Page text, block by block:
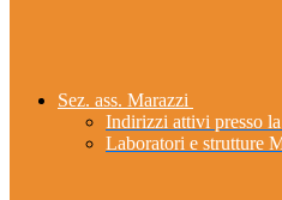
Sez. ass. Marazzi
Indirizzi attivi presso
Laboratori e strutture